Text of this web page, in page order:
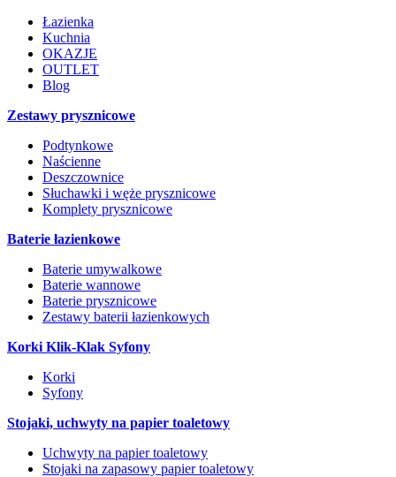
Łazienka
Kuchnia
OKAZJE
OUTLET
Blog
Zestawy prysznicowe
Podtynkowe
Naścienne
Deszczownice
Słuchawki i węże prysznicowe
Komplety prysznicowe
Baterie łazienkowe
Baterie umywalkowe
Baterie wannowe
Baterie prysznicowe
Zestawy baterii łazienkowych
Korki Klik-Klak Syfony
Korki
Syfony
Stojaki, uchwyty na papier toaletowy
Uchwyty na papier toaletowy
Stojaki na zapasowy papier toaletowy